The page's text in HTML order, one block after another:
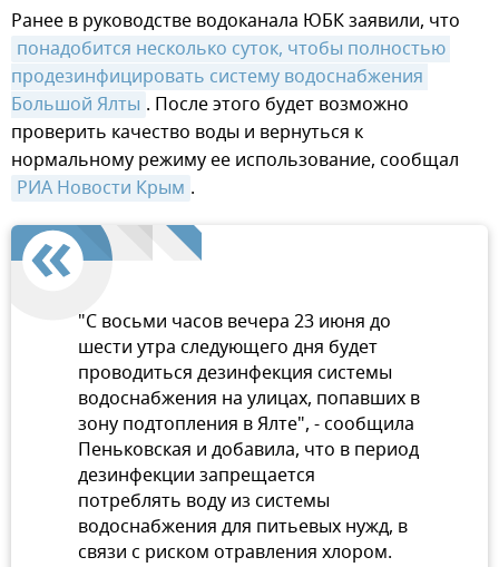
Ранее в руководстве водоканала ЮБК заявили, что
понадобится несколько суток, чтобы полностью
продезинфицировать систему водоснабжения
Большой Ялты . После этого будет возможно
проверить качество воды и вернуться к
нормальному режиму ее использование, сообщал
РИА Новости Крым .
"С восьми часов вечера 23 июня до
шести утра следующего дня будет
проводиться дезинфекция системы
водоснабжения на улицах, попавших в
зону подтопления в Ялте", - сообщила
Пеньковская и добавила, что в период
дезинфекции запрещается
потреблять воду из системы
водоснабжения для питьевых нужд, в
связи с риском отравления хлором.